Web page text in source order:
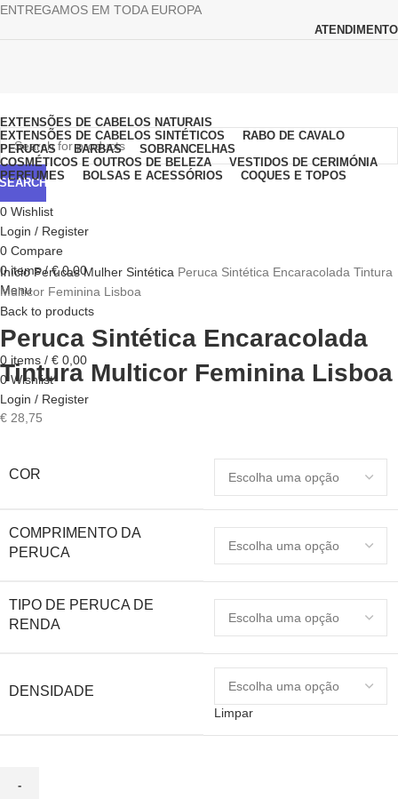
ENTREGAMOS EM TODA EUROPA
ATENDIMENTO
SEARCH
0 Wishlist
Login / Register
0 Compare
0items / €0,00
Menu
0 items / € 0,00
0Wishlist
Login / Register
EXTENSÕES DE CABELOS NATURAIS
EXTENSÕES DE CABELOS SINTÉTICOS
RABO DE CAVALO
PERUCAS
BARBAS
SOBRANCELHAS
COSMÉTICOS E OUTROS DE BELEZA
VESTIDOS DE CERIMÓNIA
PERFUMES
BOLSAS E ACESSÓRIOS COQUES E TOPOS
Click to enlarge
InícioPerucasMulher Sintética Peruca Sintética Encaracolada Tintura
Multicor Feminina Lisboa
Back to products
Peruca Sintética Encaracolada
Tintura Multicor Feminina Lisboa
€ 28,75
COR
COMPRIMENTO DA
PERUCA
TIPO DE PERUCA DE
RENDA
DENSIDADE
Limpar